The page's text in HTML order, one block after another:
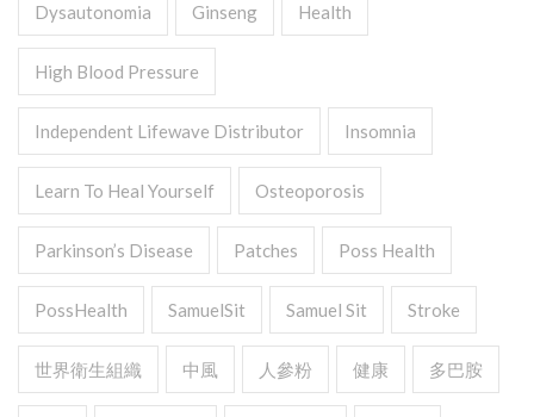
Dysautonomia Ginseng Health
High Blood Pressure
Independent Lifewave Distributor Insomnia
Learn To Heal Yourself Osteoporosis
Parkinson’s Disease Patches Poss Health
PossHealth SamuelSit Samuel Sit Stroke
世界衛生組織 中風 人參粉 健康 多巴胺